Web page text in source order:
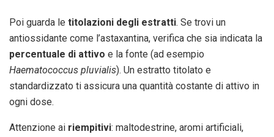
Poi guarda le titolazioni degli estratti. Se trovi un
antiossidante come l’astaxantina, verifica che sia indicata la
percentuale di attivo e la fonte (ad esempio
Haematococcus pluvialis). Un estratto titolato e
standardizzato ti assicura una quantità costante di attivo in
ogni dose.
Attenzione ai riempitivi: maltodestrine, aromi artificiali,